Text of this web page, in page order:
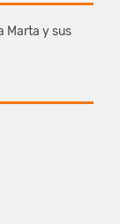
Marta y sus